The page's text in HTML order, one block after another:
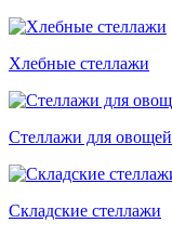
Хлебные стеллажи
Стеллажи для овощей
Складские стеллажи